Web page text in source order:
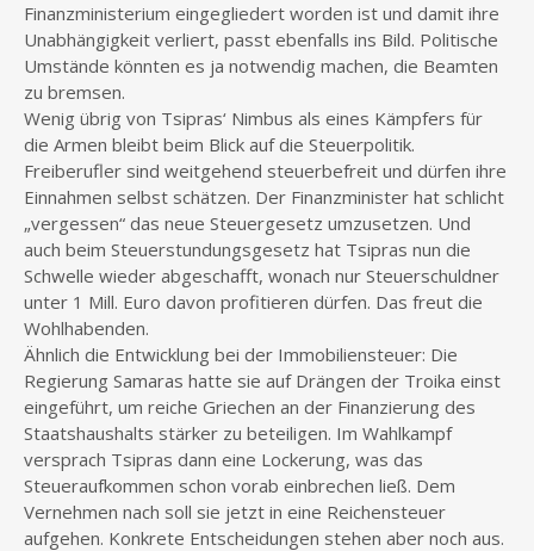
Finanzministerium eingegliedert worden ist und damit ihre
Unabhängigkeit verliert, passt ebenfalls ins Bild. Politische
Umstände könnten es ja notwendig machen, die Beamten
zu bremsen.
Wenig übrig von Tsipras‘ Nimbus als eines Kämpfers für
die Armen bleibt beim Blick auf die Steuerpolitik.
Freiberufler sind weitgehend steuerbefreit und dürfen ihre
Einnahmen selbst schätzen. Der Finanzminister hat schlicht
„vergessen“ das neue Steuergesetz umzusetzen. Und
auch beim Steuerstundungsgesetz hat Tsipras nun die
Schwelle wieder abgeschafft, wonach nur Steuerschuldner
unter 1 Mill. Euro davon profitieren dürfen. Das freut die
Wohlhabenden.
Ähnlich die Entwicklung bei der Immobiliensteuer: Die
Regierung Samaras hatte sie auf Drängen der Troika einst
eingeführt, um reiche Griechen an der Finanzierung des
Staatshaushalts stärker zu beteiligen. Im Wahlkampf
versprach Tsipras dann eine Lockerung, was das
Steueraufkommen schon vorab einbrechen ließ. Dem
Vernehmen nach soll sie jetzt in eine Reichensteuer
aufgehen. Konkrete Entscheidungen stehen aber noch aus.